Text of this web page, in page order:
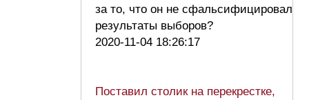
за то, что он не сфальсифицировал
результаты выборов?
2020-11-04 18:26:17
Поставил столик на перекрестке,